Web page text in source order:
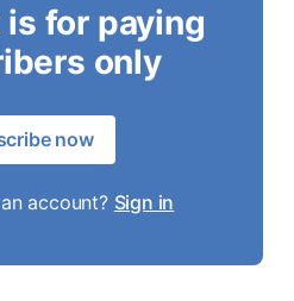
for paying
only
now
account? Sign in